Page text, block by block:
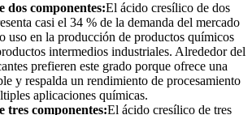
dos componentes:El ácido cresílico de dos
casi el 34 % de la demanda del mercado
uso en la producción de productos químicos
intermedios industriales. Alrededor del
prefieren este grado porque ofrece una
y respalda un rendimiento de procesamiento
aplicaciones químicas.
tres componentes:El ácido cresílico de tres